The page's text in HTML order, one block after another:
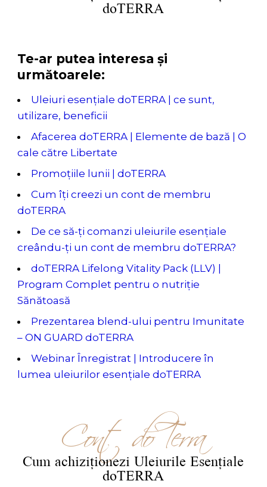
doTERRA
Te-ar putea interesa și
următoarele:
Uleiuri esențiale doTERRA | ce sunt,
utilizare, beneficii
Afacerea doTERRA | Elemente de bază | O
cale către Libertate
Promoțiile lunii | doTERRA
Cum îți creezi un cont de membru
doTERRA
De ce să-ți comanzi uleiurile esențiale
creându-ți un cont de membru doTERRA?
doTERRA Lifelong Vitality Pack (LLV) |
Program Complet pentru o nutriție
Sănătoasă
Prezentarea blend-ului pentru Imunitate
– ON GUARD doTERRA
Webinar Înregistrat | Introducere în
lumea uleiurilor esențiale doTERRA
Cont doTerra
Cum achiziționezi Uleiurile Esențiale
doTERRA